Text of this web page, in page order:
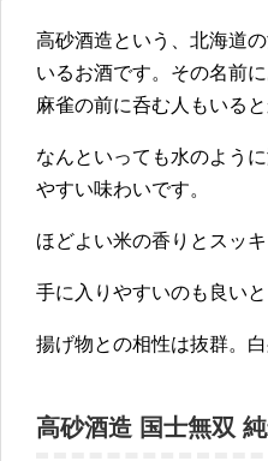
高砂酒造という、北海道
いるお酒です。その名前に
麻雀の前に呑む人もいる
なんといっても水のよう
やすい味わいです。
ほどよい米の香りとスッ
手に入りやすいのも良いと
揚げ物との相性は抜群。
高砂酒造 国士無双